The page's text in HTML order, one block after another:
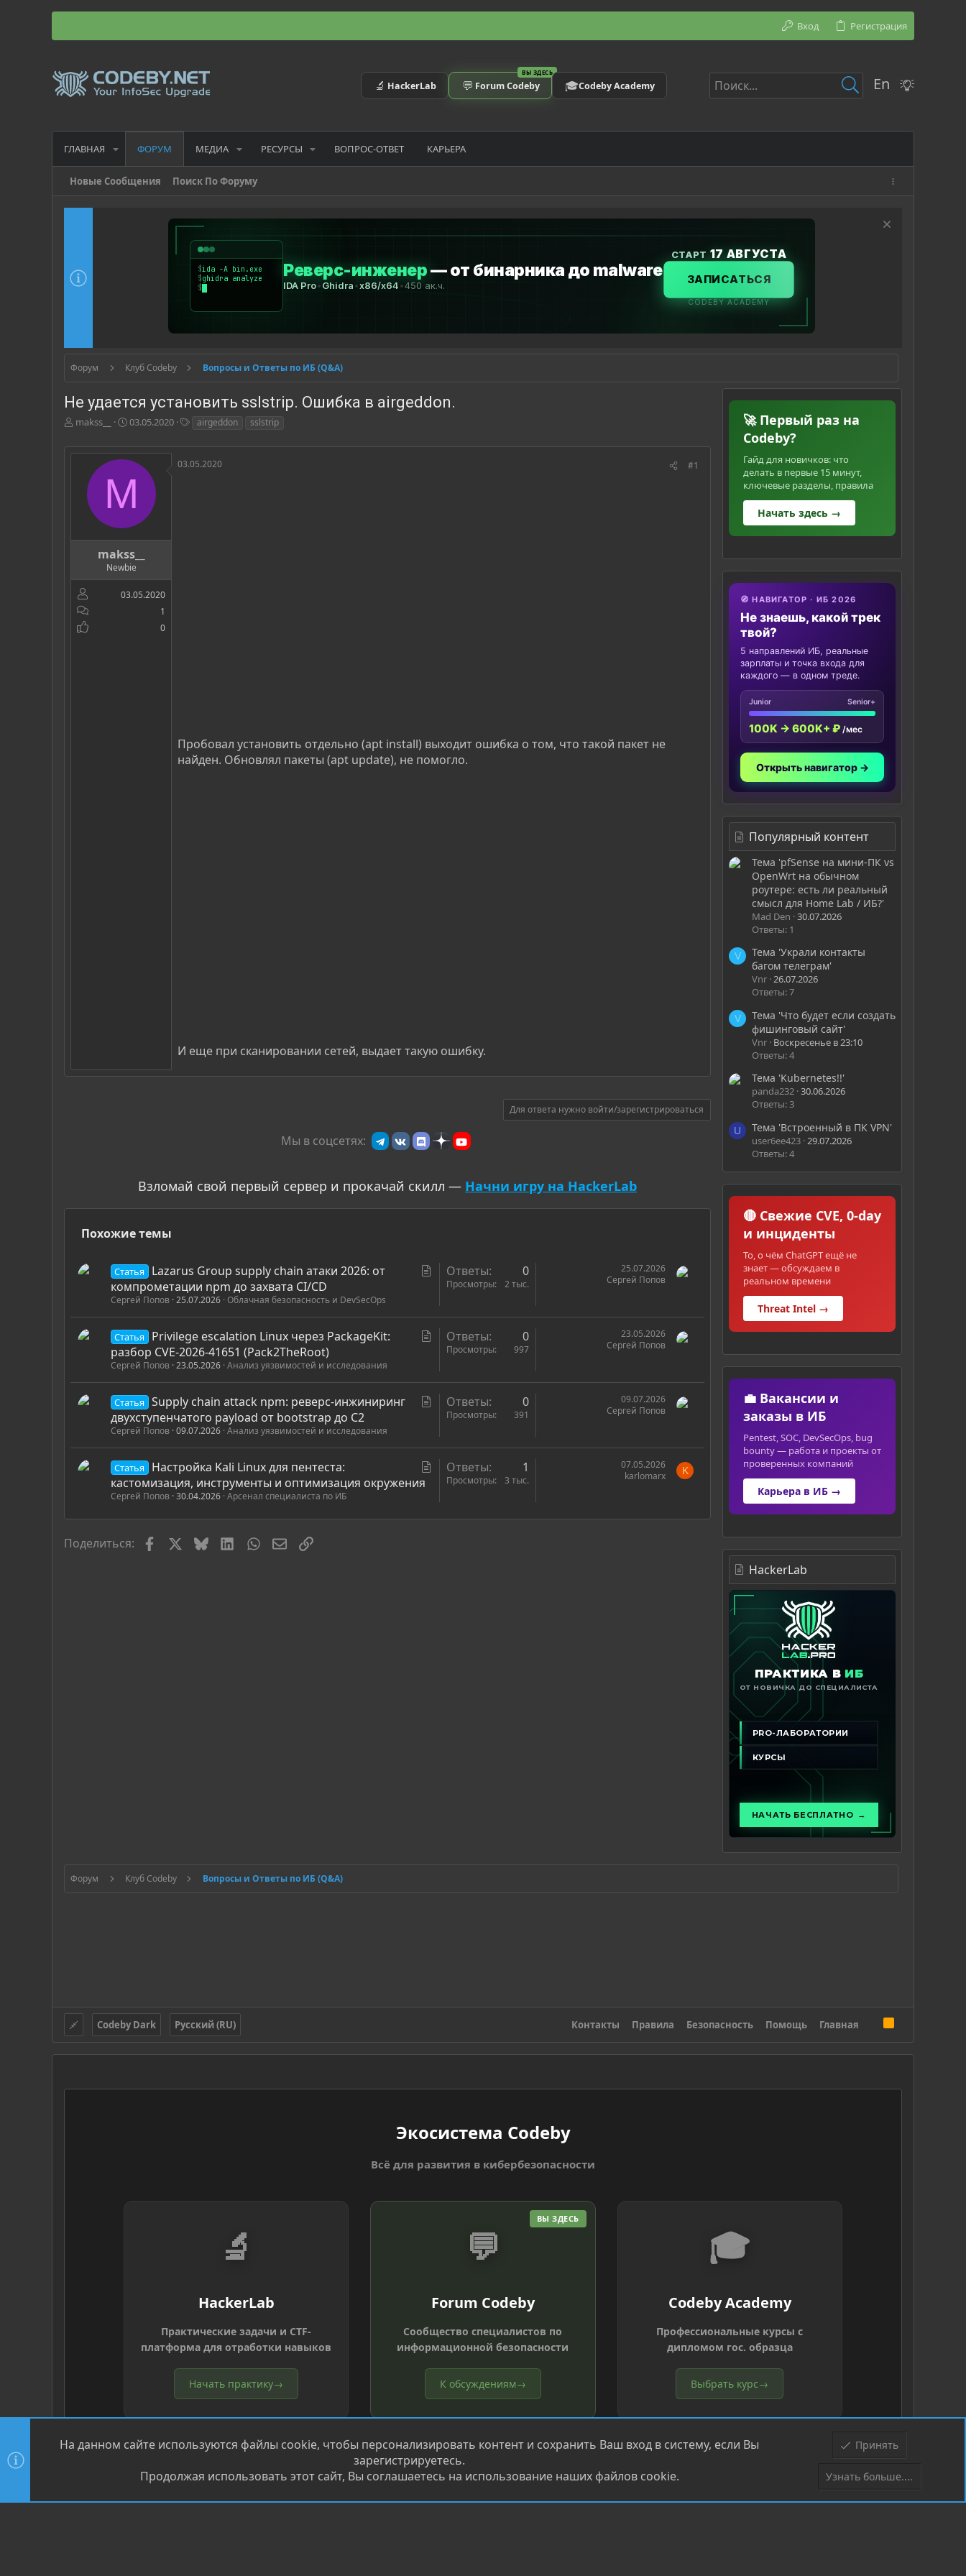
Вход Регистрация
🔬 HackerLab
ВЫ ЗДЕСЬ
💬 Forum Codeby 🎓Codeby Academy En
ГЛАВНАЯ ФОРУМ МЕДИА РЕСУРСЫ ВОПРОС-ОТВЕТ КАРЬЕРА
Новые Сообщения Поиск По Форуму
Форум Клуб Codeby Вопросы и Ответы по ИБ (Q&A)
Не удается установить sslstrip. Ошибка в airgeddon.
А
т
makss__
Д
т
а
а
а
л
а
03.05.2020
г
и
airgeddon sslstrip
M
makss__
Newbie
03.05.2020
1
0
03.05.2020 #1
Пробовал установить отдельно (apt install) выходит ошибка о том, что такой пакет не
найден. Обновлял пакеты (apt update), не помогло.
И еще при сканировании сетей, выдает такую ошибку.
Для ответа нужно войти/зарегистрироваться
Мы в соцсетях:
Взломай свой первый сервер и прокачай скилл — Начни игру на HackerLab
Похожие темы
т
Статья
Lazarus Group supply chain атаки 2026: от
компрометации npm до захвата CI/CD
Сергей Попов 25.07.2026 Облачная безопасность и DevSecOps
Ответы 0
Просмотры 2 тыс.
25.07.2026
Сергей Попов
т
Статья
Privilege escalation Linux через PackageKit:
разбор CVE-2026-41651 (Pack2TheRoot)
Сергей Попов 23.05.2026 Анализ уязвимостей и исследования
Ответы 0
Просмотры 997
23.05.2026
Сергей Попов
т
Статья
Supply chain attack npm: реверс-инжиниринг
двухступенчатого payload от bootstrap до C2
Сергей Попов 09.07.2026 Анализ уязвимостей и исследования
Ответы 0
Просмотры 391
09.07.2026
Сергей Попов
Статья
Настройка Kali Linux для пентеста:
кастомизация, инструменты и оптимизация окружения
Сергей Попов 30.04.2026 Арсенал специалиста по ИБ
Ответы 1
Просмотры 3 тыс.
07.05.2026
karlomarx
K
Поделиться: FacebookBlueskyLinkedInWhatsAppЭлектронная почта
Ссылка
🚀 Первый раз на
Codeby?
Гайд для новичков: что
делать в первые 15 минут,
ключевые разделы, правила
Начать здесь →
🧭 НАВИГАТОР · ИБ 2026
Не знаешь, какой трек
твой?
5 направлений ИБ, реальные
зарплаты и точка входа для
каждого — в одном треде.
Junior Senior+
100K → 600K+ ₽ /мес
Открыть навигатор →
Популярный контент
Тема 'pfSense на мини-ПК vs
OpenWrt на обычном
роутере: есть ли реальный
смысл для Home Lab / ИБ?'
Mad Den 30.07.2026
Ответы: 1
V
Тема 'Украли контакты
багом телеграм'
Vnr 26.07.2026
Ответы: 7
V
Тема 'Что будет если создать
фишинговый сайт'
Vnr Воскресенье в 23:10
Ответы: 4
Тема 'Kubernetes!!'
panda232 30.06.2026
Ответы: 3
U Тема 'Встроенный в ПК VPN'
user6ee423 29.07.2026
Ответы: 4
🔴 Свежие CVE, 0-day
и инциденты
То, о чём ChatGPT ещё не
знает — обсуждаем в
реальном времени
Threat Intel →
💼 Вакансии и
заказы в ИБ
Pentest, SOC, DevSecOps, bug
bounty — работа и проекты от
проверенных компаний
Карьера в ИБ →
HackerLab
Форум Клуб Codeby Вопросы и Ответы по ИБ (Q&A)
Codeby Dark Русский (RU) Контакты Правила Безопасность Помощь Главная
S
Экосистема Codeby
Всё для развития в кибербезопасности
🔬
HackerLab
Практические задачи и CTF-
платформа для отработки навыков
Начать практику→
ВЫ ЗДЕСЬ
💬
Forum Codeby
Сообщество специалистов по
информационной безопасности
К обсуждениям→
🎓
Codeby Academy
Профессиональные курсы с
дипломом гос. образца
Выбрать курс→
Community platform by XenForo ® © 2010-2026 XenForo Ltd. Перевод от Jumuro® Верх
На данном сайте используются файлы cookie, чтобы персонализировать контент и сохранить Ваш вход в систему, если Вы
зарегистрируетесь.
Продолжая использовать этот сайт, Вы соглашаетесь на использование наших файлов cookie.
Принять
Узнать больше....